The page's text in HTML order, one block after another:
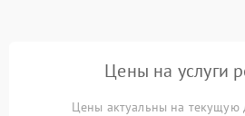
Цены на услуги
Цены актуальны на текущую